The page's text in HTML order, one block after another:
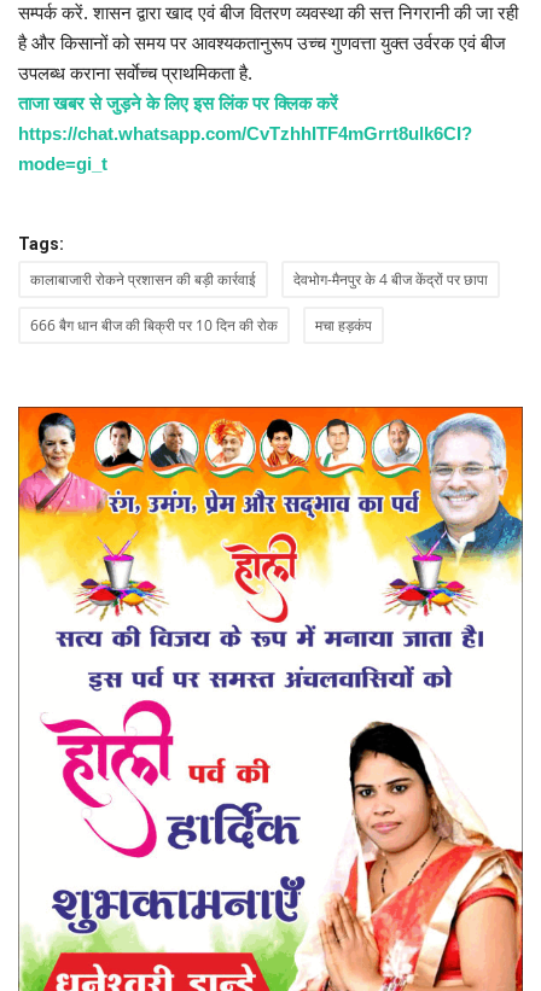
सम्पर्क करें. शासन द्वारा खाद एवं बीज वितरण व्यवस्था की सत्त निगरानी की जा रही
है और किसानों को समय पर आवश्यकतानुरूप उच्च गुणवत्ता युक्त उर्वरक एवं बीज
उपलब्ध कराना सर्वाेच्च प्राथमिकता है.
ताजा खबर से जुड़ने के लिए इस लिंक पर क्लिक करें
https://chat.whatsapp.com/CvTzhhITF4mGrrt8ulk6CI?
mode=gi_t
Tags:
कालाबाजारी रोकने प्रशासन की बड़ी कार्रवाई देवभोग-मैनपुर के 4 बीज केंद्रों पर छापा
666 बैग धान बीज की बिक्री पर 10 दिन की रोक मचा हड़कंप